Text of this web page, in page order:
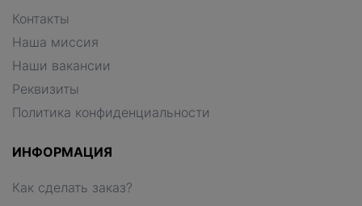
Контакты
Наша миссия
Наши вакансии
Реквизиты
Политика конфиденциальности
ИНФОРМАЦИЯ
Как сделать заказ?